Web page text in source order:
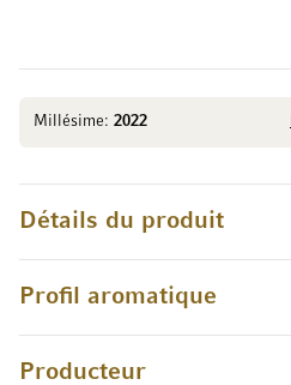
Millésime: 2022
Détails du produit
Profil aromatique
Producteur